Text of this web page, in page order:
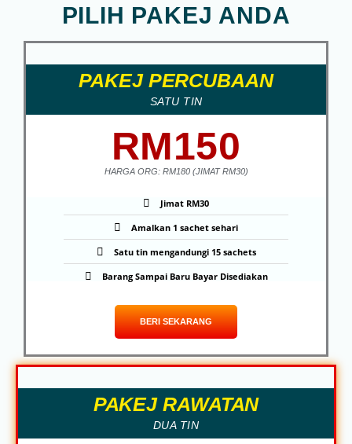
PILIH PAKEJ ANDA
PAKEJ PERCUBAAN
SATU TIN
RM150
HARGA ORG: RM180 (JIMAT RM30)
Jimat RM30
Amalkan 1 sachet sehari
Satu tin mengandungi 15 sachets
Barang Sampai Baru Bayar Disediakan
BERI SEKARANG
PAKEJ RAWATAN
DUA TIN